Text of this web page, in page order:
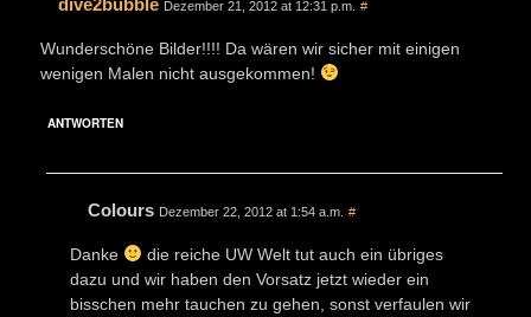
Dezember 21, 2012 at 12:31 p.m. #
Wunderschöne Bilder!!!! Da wären wir sicher mit einigen
wenigen Malen nicht ausgekommen!
ANTWORTEN
Colours Dezember 22, 2012 at 1:54 a.m. #
Danke
die reiche UW Welt tut auch ein übriges
dazu und wir haben den Vorsatz jetzt wieder ein
bisschen mehr tauchen zu gehen, sonst verfaulen wir